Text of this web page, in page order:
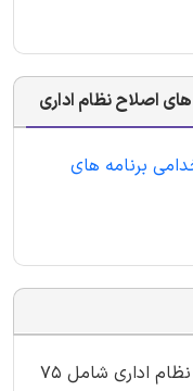
اصلاح نظام اداری
برنامه های
سوالات استخدامی برنامه های اصلاح نظام اداری شامل 75